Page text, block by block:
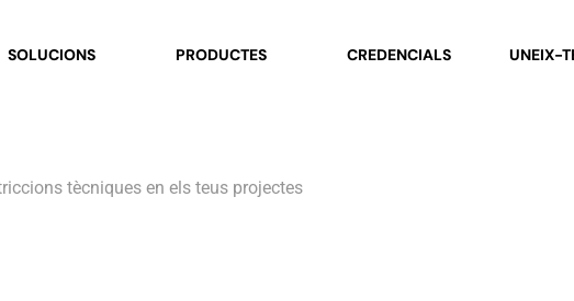
SOLUCIONS PRODUCTES CREDENCIALS UNEIX-
tècniques en els teus projectes